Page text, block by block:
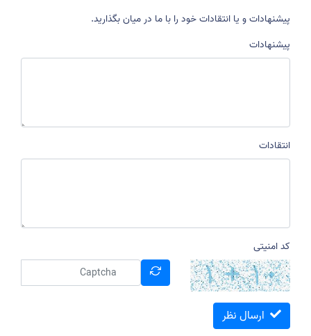
پیشنهادات و یا انتقادات خود را با ما در میان بگذارید.
پیشنهادات
انتقادات
کد امنیتی
ارسال نظر